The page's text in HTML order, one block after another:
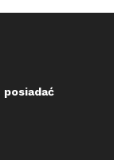
posiadać